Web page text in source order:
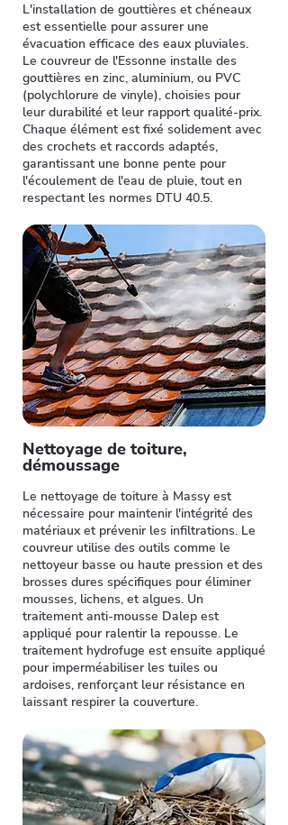
L'installation de gouttières et chéneaux
est essentielle pour assurer une
évacuation efficace des eaux pluviales.
Le couvreur de l'Essonne installe des
gouttières en zinc, aluminium, ou PVC
(polychlorure de vinyle), choisies pour
leur durabilité et leur rapport qualité-prix.
Chaque élément est fixé solidement avec
des crochets et raccords adaptés,
garantissant une bonne pente pour
l'écoulement de l'eau de pluie, tout en
respectant les normes DTU 40.5.
Nettoyage de toiture,
démoussage
Le nettoyage de toiture à Massy est
nécessaire pour maintenir l'intégrité des
matériaux et prévenir les infiltrations. Le
couvreur utilise des outils comme le
nettoyeur basse ou haute pression et des
brosses dures spécifiques pour éliminer
mousses, lichens, et algues. Un
traitement anti-mousse Dalep est
appliqué pour ralentir la repousse. Le
traitement hydrofuge est ensuite appliqué
pour imperméabiliser les tuiles ou
ardoises, renforçant leur résistance en
laissant respirer la couverture.